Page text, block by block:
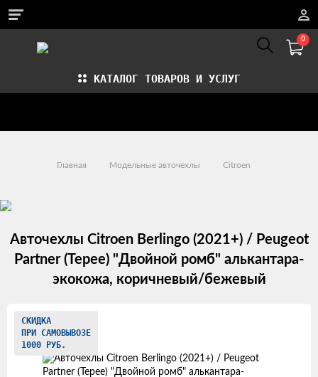
0
КАТАЛОГ ТОВАРОВ И УСЛУГ
Главная Модельные авточехлы Citroen
Авточехлы Citroen Berlingo (2021+) / Peugeot
Partner (Tepee) "Двойной ромб" алькантара-
экокожа, коричневый/бежевый
Изображения
товаров
СКИДКА
ПРИ САМОВЫВОЗЕ
1000 РУБ.